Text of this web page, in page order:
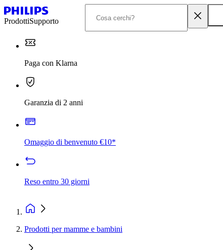
ProdottiSupporto
Paga con Klarna
Garanzia di 2 anni
Omaggio di benvenuto €10*
Reso entro 30 giorni
Prodotti per mamme e bambini